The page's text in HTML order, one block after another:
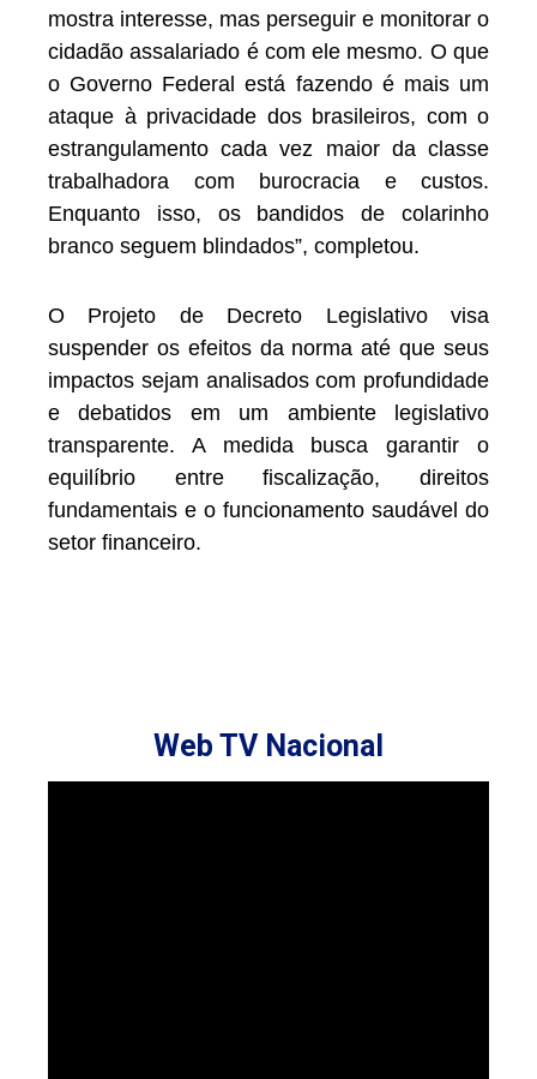
mostra interesse, mas perseguir e monitorar o
cidadão assalariado é com ele mesmo. O que
o Governo Federal está fazendo é mais um
ataque à privacidade dos brasileiros, com o
estrangulamento cada vez maior da classe
trabalhadora com burocracia e custos.
Enquanto isso, os bandidos de colarinho
branco seguem blindados”, completou.
O Projeto de Decreto Legislativo visa
suspender os efeitos da norma até que seus
impactos sejam analisados com profundidade
e debatidos em um ambiente legislativo
transparente. A medida busca garantir o
equilíbrio entre fiscalização, direitos
fundamentais e o funcionamento saudável do
setor financeiro.
Web TV Nacional